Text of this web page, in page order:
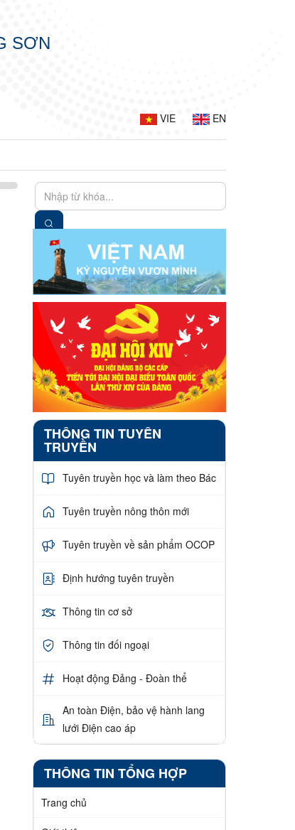
SƠN
VIE EN
THÔNG TIN TUYÊN
TRUYỀN
Tuyên truyền học và làm theo Bác
Tuyên truyền nông thôn mới
Tuyên truyền về sản phẩm OCOP
Định hướng tuyên truyền
Thông tin cơ sở
Thông tin đối ngoại
Hoạt động Đảng - Đoàn thể
An toàn Điện, bảo vệ hành lang
lưới Điện cao áp
THÔNG TIN TỔNG HỢP
Trang chủ